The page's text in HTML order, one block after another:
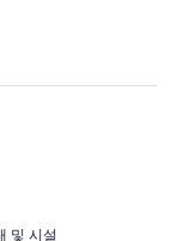
및 시설